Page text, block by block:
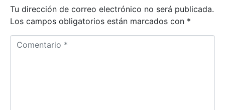
Tu dirección de correo electrónico no será publicada.
Los campos obligatorios están marcados con *